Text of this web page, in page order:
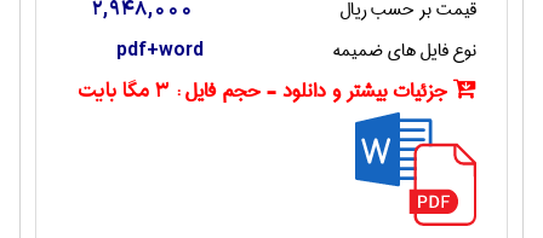
قیمت بر حسب ریال 2,948,000
نوع فایل های ضمیمه pdf+word
جزئیات بیشتر و دانلود - حجم فایل : 3 مگا بایت